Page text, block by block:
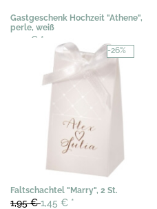
Gastgeschenk Hochzeit "Athene",
perle, weiß
1,95 € *
-26%
Faltschachtel "Marry", 2 St.
1,95 €1,45 € *